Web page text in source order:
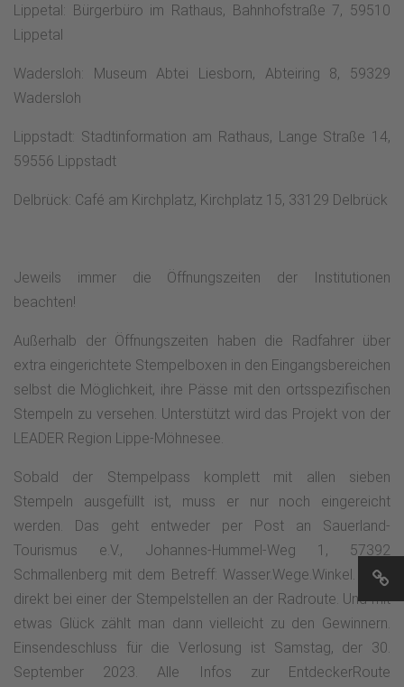
Lippetal: Bürgerbüro im Rathaus​​​​​​​, Bahnhofstraße 7, 59510
Lippetal
Wadersloh: Museum Abtei Lie​​​​​​​sborn, Abteiring 8, 59329
Wadersloh
Lippstadt: Stadtinformation am Rathaus, Lange Straße ​​​​​​​14,
59556 Lippstadt
Delbrück: Café am ​​​​​​​Kirchplatz, Kirchplatz 15, 33129 Delbrück
Jeweils immer die Öffnu​​​​​​​ngszeiten der Institutionen
beachten!
Außerhalb der Öffnungszeiten ​​​​​​​haben die Radfahrer über
extra eingerichtete Stempelboxen in den Eingangsbereichen
selbst die Möglichkeit, ihre Pässe mit den ortsspezifischen
Stempeln zu versehen. Unterstützt wird das Projekt von der
LEADER Region Lippe-Möhnesee.
Sobald der Stempelpass komplett mit allen sieben
Stempeln ausgefüllt ist, muss er nur noch eingereicht
werden. Das geht entweder per Post an Sauerland-
Tourismus e.V., Johannes-Hummel-Weg 1, 57392
Schmallenberg mit dem Betreff: Wasser.Wege.Winkel. oder
direkt bei einer der Stempelstellen an der Radroute. Und mit
etwas Glück zählt man dann vielleicht zu den Gewinnern.
Einsendeschluss für die Verlosung ist Samstag, der 30.
September 2023. Alle Infos zur EntdeckerRoute